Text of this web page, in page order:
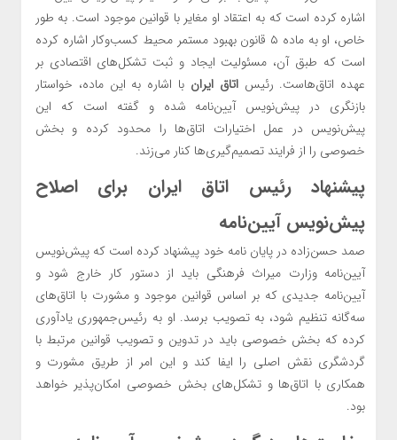
اشاره کرده است که به اعتقاد او مغایر با قوانین موجود است. به طور
خاص، او به ماده ۵ قانون بهبود مستمر محیط کسب‌وکار اشاره کرده
است که طبق آن، مسئولیت ایجاد و ثبت تشکل‌های اقتصادی بر
عهده اتاق‌هاست. رئیساتاق ایران با اشاره به این ماده، خواستار
بازنگری در پیش‌نویس آیین‌نامه شده و گفته است که این
پیش‌نویس در عمل اختیارات اتاق‌ها را محدود کرده و بخش
خصوصی را از فرایند تصمیم‌گیری‌ها کنار می‌زند.
پیشنهاد رئیس اتاق ایران برای اصلاح
پیش‌نویس آیین‌نامه
صمد حسن‌زاده در پایان نامه خود پیشنهاد کرده است که پیش‌نویس
آیین‌نامه وزارت میراث فرهنگی باید از دستور کار خارج شود و
آیین‌نامه جدیدی که بر اساس قوانین موجود و مشورت با اتاق‌های
سه‌گانه تنظیم شود، به تصویب برسد. او به رئیس‌جمهوری یادآوری
کرده که بخش خصوصی باید در تدوین و تصویب قوانین مرتبط با
گردشگری نقش اصلی را ایفا کند و این امر از طریق مشورت و
همکاری با اتاق‌ها و تشکل‌های بخش خصوصی امکان‌پذیر خواهد
بود.